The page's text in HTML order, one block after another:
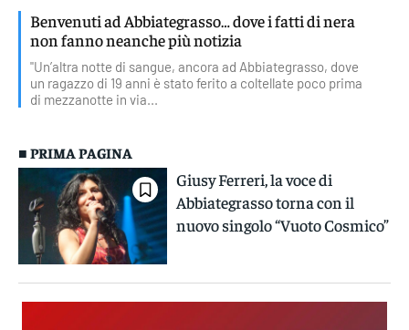
Benvenuti ad Abbiategrasso… dove i fatti di nera
non fanno neanche più notizia
"Un’altra notte di sangue, ancora ad Abbiategrasso, dove
un ragazzo di 19 anni è stato ferito a coltellate poco prima
di mezzanotte in via...
■ PRIMA PAGINA
Giusy Ferreri, la voce di
Abbiategrasso torna con il
nuovo singolo “Vuoto Cosmico”